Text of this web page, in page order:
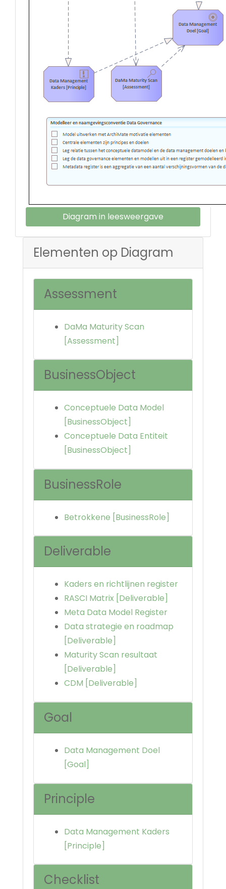
Diagram in leesweergave
Elementen op Diagram
Assessment
DaMa Maturity Scan
[Assessment]
BusinessObject
Conceptuele Data Model
[BusinessObject]
Conceptuele Data Entiteit
[BusinessObject]
BusinessRole
Betrokkene [BusinessRole]
Deliverable
Kaders en richtlijnen register
RASCI Matrix [Deliverable]
Meta Data Model Register
Data strategie en roadmap
[Deliverable]
Maturity Scan resultaat
[Deliverable]
CDM [Deliverable]
Goal
Data Management Doel
[Goal]
Principle
Data Management Kaders
[Principle]
Checklist